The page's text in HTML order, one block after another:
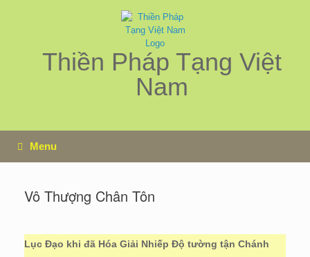
Thiền Pháp Tạng Việt
Nam
Menu
Vô Thượng Chân Tôn
Lục Đạo khi đã Hóa Giải Nhiếp Độ tường tận Chánh